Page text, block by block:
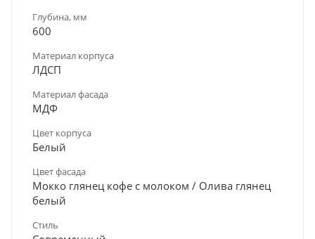
Глубина, мм
600
Материал корпуса
ЛДСП
Материал фасада
МДФ
Цвет корпуса
Белый
Цвет фасада
Мокко глянец кофе с молоком / Олива глянец
белый
Стиль